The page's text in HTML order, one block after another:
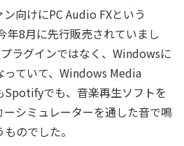
向けにPC Audio FXという
年8月に先行販売されていまし
ラグインではなく、Windowsに
っていて、Windows Media
でも、音楽再生ソフトを
シミュレーターを通した音で鳴
のでした。